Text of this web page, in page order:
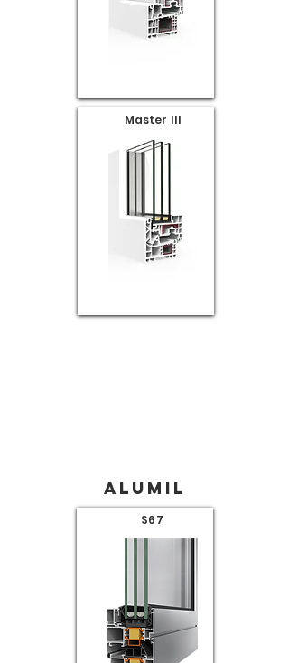
Master III
Alumil
S67